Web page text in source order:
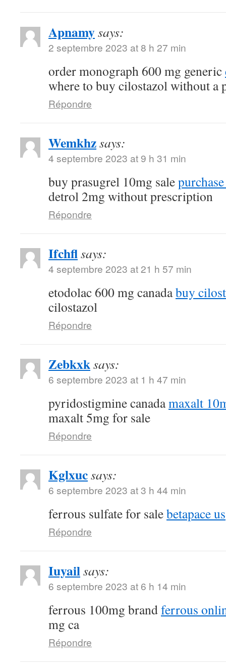
Apnamysays:
2 septembre 2023 at 8 h 27 min
order monograph 600 mg generic
where to buy cilostazol without a
Répondre
Wemkhzsays:
4 septembre 2023 at 9 h 31 min
buy prasugrel 10mg sale
detrol 2mg without prescription
Répondre
Ifchflsays:
4 septembre 2023 at 21 h 57 min
etodolac 600 mg canadabuy
cilostazol
Répondre
Zebkxksays:
6 septembre 2023 at 1 h 47 min
pyridostigmine canadamaxalt
maxalt 5mg for sale
Répondre
Kglxucsays:
6 septembre 2023 at 3 h 44 min
ferrous sulfate for salebetapace us
Répondre
Iuyailsays:
6 septembre 2023 at 6 h 14 min
ferrous 100mg brandferrous
mg ca
Répondre